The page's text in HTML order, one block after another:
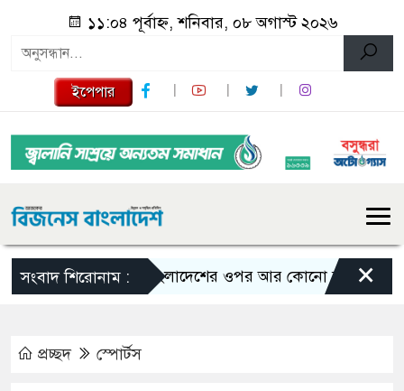
১১:০৪ পূর্বাহ্ন, শনিবার, ০৮ অগাস্ট ২০২৬
ইপেপার
সংবাদ শিরোনাম :বাংলাদেশের ওপর আর কোনো তাবেদারি চলবে না-
×
প্রচ্ছদ স্পোর্টস